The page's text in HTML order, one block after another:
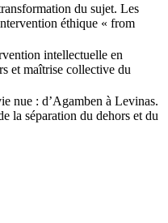
du sujet. Les
éthique « from
intellectuelle en
et maîtrise collective du
nue : d’Agamben à Levinas.
la séparation du dehors et du